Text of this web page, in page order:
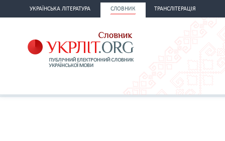
УКРАЇНСЬКА ЛІТЕРАТУРА СЛОВНИК ТРАНСЛІТЕРАЦІЯ